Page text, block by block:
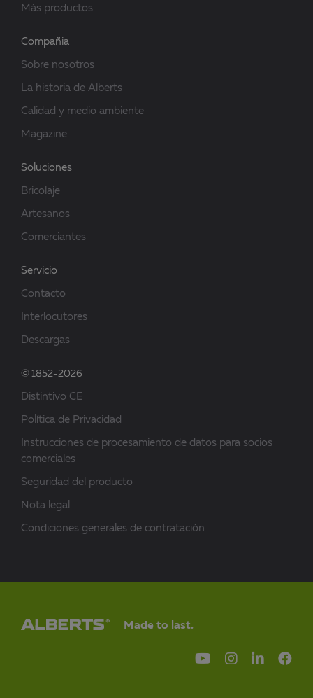
Más productos
Compañia
Sobre nosotros
La historia de Alberts
Calidad y medio ambiente
Magazine
Soluciones
Bricolaje
Artesanos
Comerciantes
Servicio
Contacto
Interlocutores
Descargas
© 1852-2026
Distintivo CE
Política de Privacidad
Instrucciones de procesamiento de datos para socios
comerciales
Seguridad del producto
Nota legal
Condiciones generales de contratación
Made to last.